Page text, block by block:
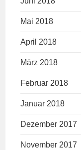
Mai 2018
April 2018
März 2018
Februar 2018
Januar 2018
Dezember 2017
November 2017